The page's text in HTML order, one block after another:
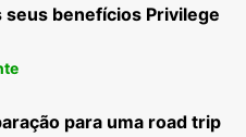
seus benefícios Privilege
para uma road trip